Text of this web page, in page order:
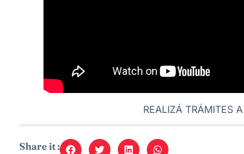
REALIZÁ TRÁMITES
Share it :